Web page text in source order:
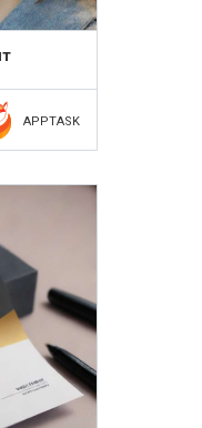
APPTASK